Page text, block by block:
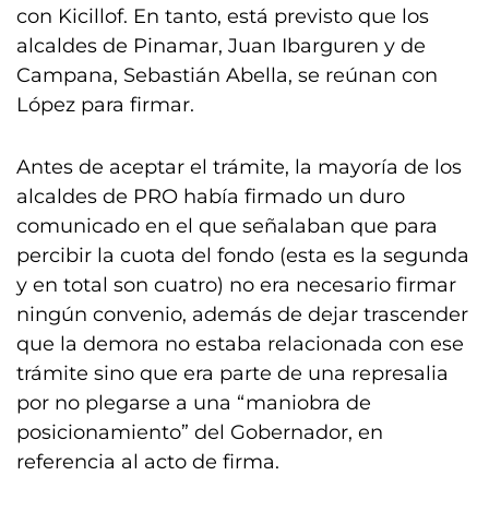
con Kicillof. En tanto, está previsto que los
alcaldes de Pinamar, Juan Ibarguren y de
Campana, Sebastián Abella, se reúnan con
López para firmar.
Antes de aceptar el trámite, la mayoría de los
alcaldes de PRO había firmado un duro
comunicado en el que señalaban que para
percibir la cuota del fondo (esta es la segunda
y en total son cuatro) no era necesario firmar
ningún convenio, además de dejar trascender
que la demora no estaba relacionada con ese
trámite sino que era parte de una represalia
por no plegarse a una “maniobra de
posicionamiento” del Gobernador, en
referencia al acto de firma.